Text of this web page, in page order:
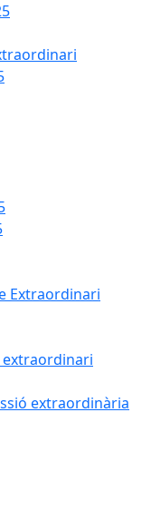
Extraordinari
extraordinari
extraordinària